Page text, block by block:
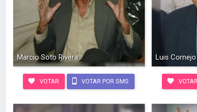
Marcio Soto Rivera
VOTAR VOTAR POR SMS
Luis